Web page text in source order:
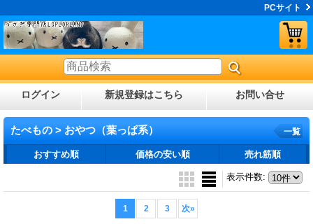
PCサイト
ログイン 新規登録はこちら お問い合せ
たべもの > おやつ（葉っぱ系） 一覧
おすすめ順 価格の安い順 売れ筋順
表示件数:
1 2 3 次»